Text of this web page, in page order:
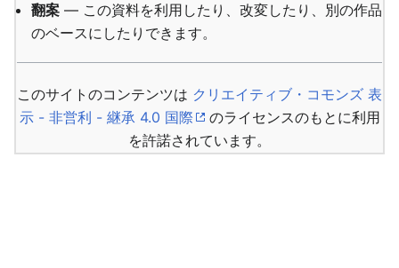
翻案 — この資料を利用したり、改変したり、別の作品
のベースにしたりできます。
このサイトのコンテンツは クリエイティブ・コモンズ 表
示 - 非営利 - 継承 4.0 国際
のライセンスのもとに利用
を許諾されています。